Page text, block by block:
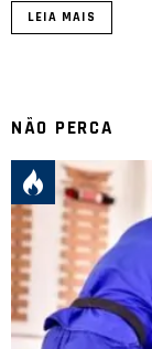
LEIA MAIS
NÃO PERCA